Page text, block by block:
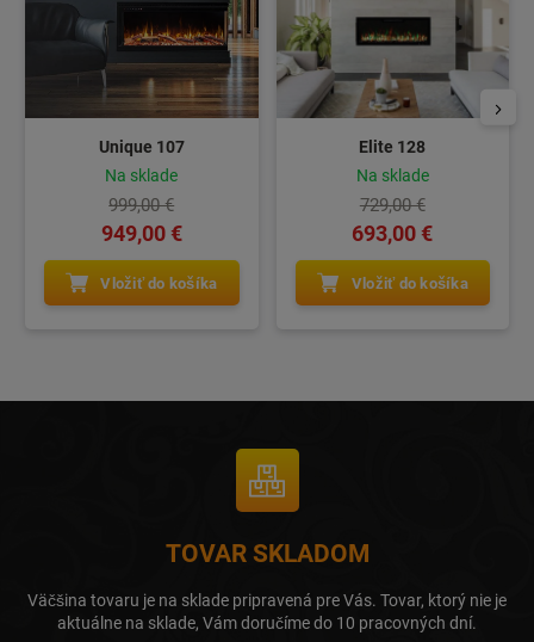
Unique 107
Na sklade
999,00 €
949,00 €
Vložiť do košíka
Elite 128
Na sklade
729,00 €
693,00 €
Vložiť do košíka
TOVAR SKLADOM
Väčšina tovaru je na sklade pripravená pre Vás. Tovar, ktorý nie je
aktuálne na sklade, Vám doručíme do 10 pracovných dní.